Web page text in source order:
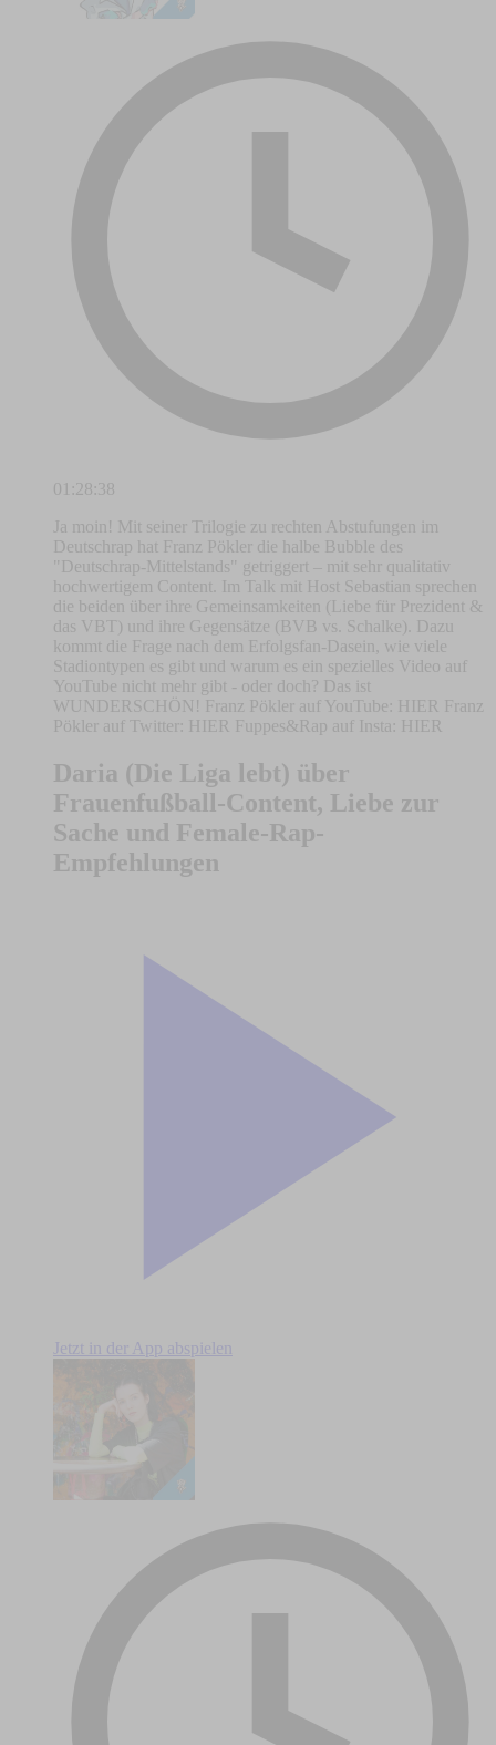
01:28:38
Ja moin! Mit seiner Trilogie zu rechten Abstufungen im
Deutschrap hat Franz Pökler die halbe Bubble des
"Deutschrap-Mittelstands" getriggert – mit sehr qualitativ
hochwertigem Content. Im Talk mit Host Sebastian sprechen
die beiden über ihre Gemeinsamkeiten (Liebe für Prezident &
das VBT) und ihre Gegensätze (BVB vs. Schalke). Dazu
kommt die Frage nach dem Erfolgsfan-Dasein, wie viele
Stadiontypen es gibt und warum es ein spezielles Video auf
YouTube nicht mehr gibt - oder doch? Das ist
WUNDERSCHÖN! Franz Pökler auf YouTube: HIER Franz
Pökler auf Twitter: HIER Fuppes&Rap auf Insta: HIER
Daria (Die Liga lebt) über
Frauenfußball-Content, Liebe zur
Sache und Female-Rap-
Empfehlungen
Jetzt in der App abspielen